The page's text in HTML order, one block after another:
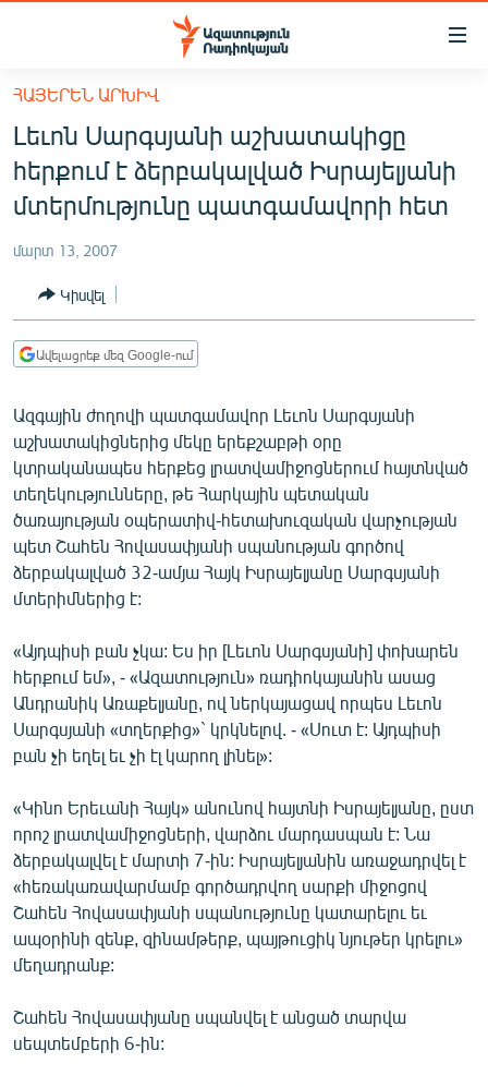
Մատչելիության
հիմնական
բովանդակությանը
Անցնել
հիմնական
մենյուին
ՔԱՂԱՔԱԿԱՆ
ՀԱՍԱՐԱԿՈՒԹՅՈՒՆ
ՏՆՏԵՍՈՒԹՅՈՒՆ
ՊԱՏԵՐԱԶՄԻ 6 ՇԱԲԱԹՆԵՐԸ
ՏԱՐԱԾԱՇՐՋԱՆ
ՄԻՋԱԶԳԱՅԻՆ
ՄՇԱԿՈՒՅԹ
ՍՊՈՐՏ
ՏՏ ԵՒ ԻՆՏԵՐՆԵՏ
ԿՈՐՈՆԱՎԻՐՈՒՍ
ԱՐԽԻՎ
ԲԱՆԱՎԵՃ
ՁԳՏԵԼՈՎ ԼԱՎԱԳՈՒՅՆԻՆ
ՓՈԴՔԱՍԹ
Հայերեն
Русский
ՀԱՅԵՐԵՆ ԱՐԽԻՎ
Լեւոն Սարգսյանի աշխատակիցը
հերքում է ձերբակալված Իսրայելյանի
մտերմությունը պատգամավորի հետ
մարտ 13, 2007
Կիսվել
Ավելացրեք մեզ Google-ում
Ազգային ժողովի պատգամավոր Լեւոն Սարգսյանի
աշխատակիցներից մեկը երեքշաբթի օրը
կտրականապես հերքեց լրատվամիջոցներում հայտնված
տեղեկությունները, թե Հարկային պետական
ծառայության օպերատիվ-հետախուզական վարչության
պետ Շահեն Հովասափյանի սպանության գործով
ձերբակալված 32-ամյա Հայկ Իսրայելյանը Սարգսյանի
մտերիմներից է:
«Այդպիսի բան չկա: Ես իր [Լեւոն Սարգսյանի] փոխարեն
հերքում եմ», - «Ազատություն» ռադիոկայանին ասաց
Անդրանիկ Առաքելյանը, ով ներկայացավ որպես Լեւոն
Սարգսյանի «տղերքից»` կրկնելով. - «Սուտ է: Այդպիսի
բան չի եղել եւ չի էլ կարող լինել»:
«Կինո Երեւանի Հայկ» անունով հայտնի Իսրայելյանը, ըստ
որոշ լրատվամիջոցների, վարձու մարդասպան է: Նա
ձերբակալվել է մարտի 7-ին: Իսրայելյանին առաջադրվել է
«հեռակառավարմամբ գործադրվող սարքի միջոցով
Շահեն Հովասափյանի սպանությունը կատարելու եւ
ապօրինի զենք, զինամթերք, պայթուցիկ նյութեր կրելու»
մեղադրանք:
Շահեն Հովասափյանը սպանվել է անցած տարվա
սեպտեմբերի 6-ին: